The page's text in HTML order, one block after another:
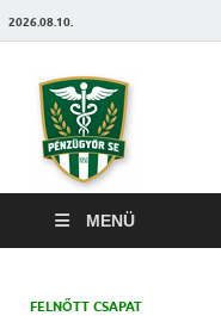
2026.08.10.
MENÜ
FELNŐTT CSAPAT